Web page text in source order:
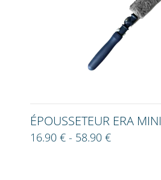
ÉPOUSSETEUR ERA MINI
16.90 € - 58.90 €